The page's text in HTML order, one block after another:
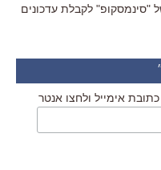
"סינמסקופ" לקבלת עדכונים
כתובת אימייל ולחצו אנטר